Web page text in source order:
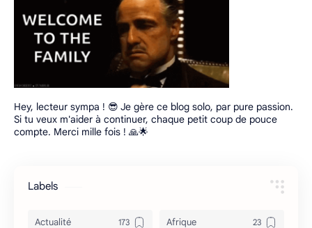
Hey, lecteur sympa ! 😎 Je gère ce blog solo, par pure passion.
Si tu veux m'aider à continuer, chaque petit coup de pouce
compte. Merci mille fois ! 🙏🌟
Labels
Actualité Afrique